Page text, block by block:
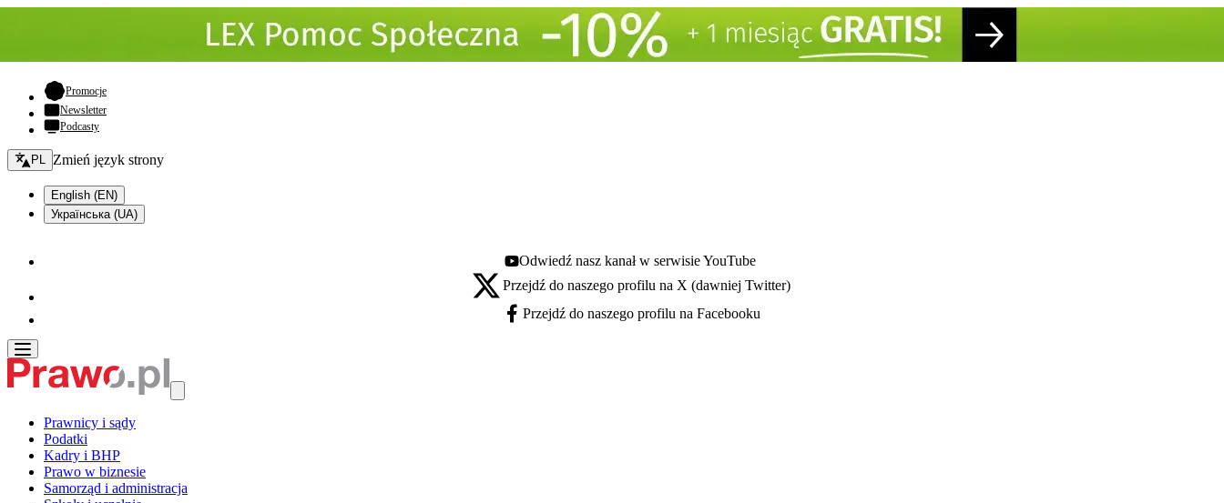
Promocje- otwiera się w nowej karcie
Newsletter
Podcasty
Zmień język - bieżący:
PL Zmień język strony
English (EN)
Українська (UA)
Youtube - otwiera się w nowej karcie
Odwiedź nasz kanał w serwisie YouTube
X - otwiera się w nowej karcie
Przejdź do naszego profilu na X (dawniej Twitter)
Facebook - otwiera się w nowej karcie
Przejdź do naszego profilu na Facebooku
Prawnicy i sądy
Podatki
Kadry i BHP
Prawo w biznesie
Samorząd i administracja